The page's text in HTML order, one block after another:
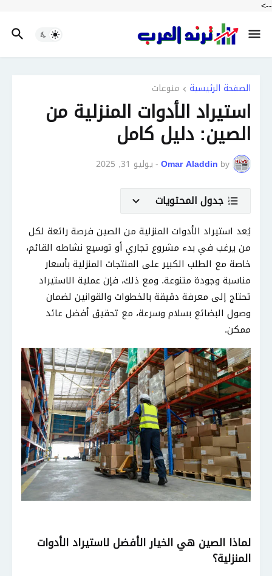
-->
الصفحة الرئيسية منوعات
استيراد الأدوات المنزلية من
الصين: دليل كامل
by
Omar Aladdin
-يوليو 31, 2025
جدول المحتويات
يُعد استيراد الأدوات المنزلية من الصين فرصة رائعة لكل
من يرغب في بدء مشروع تجاري أو توسيع نشاطه القائم،
خاصة مع الطلب الكبير على المنتجات المنزلية بأسعار
مناسبة وجودة متنوعة. ومع ذلك، فإن عملية الاستيراد
تحتاج إلى معرفة دقيقة بالخطوات والقوانين لضمان
وصول البضائع بسلام وسرعة، مع تحقيق أفضل عائد
ممكن.
لماذا الصين هي الخيار الأفضل لاستيراد الأدوات
المنزلية؟